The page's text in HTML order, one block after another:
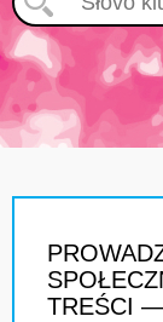
TREŚCI